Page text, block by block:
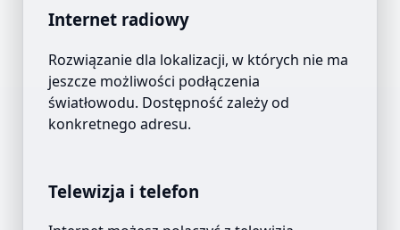
Internet radiowy
Rozwiązanie dla lokalizacji, w których nie ma
jeszcze możliwości podłączenia
światłowodu. Dostępność zależy od
konkretnego adresu.
Telewizja i telefon